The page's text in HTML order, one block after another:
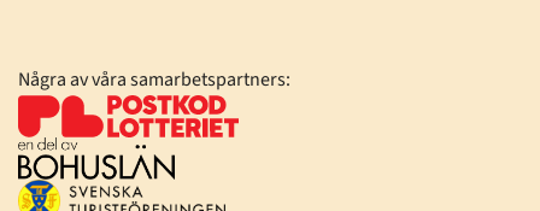
Några av våra samarbetspartners: